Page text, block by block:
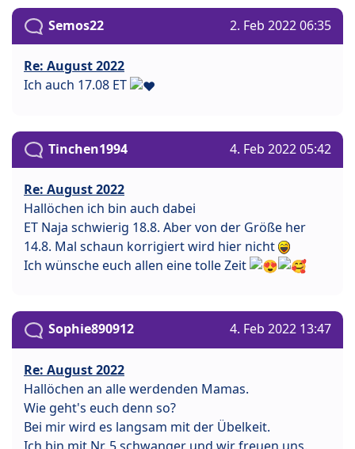
Semos22 2. Feb 2022 06:35
Re: August 2022
Ich auch 17.08 ET
Tinchen1994 4. Feb 2022 05:42
Re: August 2022
Hallöchen ich bin auch dabei
ET Naja schwierig 18.8. Aber von der Größe her
14.8. Mal schaun korrigiert wird hier nicht
Ich wünsche euch allen eine tolle Zeit
Sophie890912 4. Feb 2022 13:47
Re: August 2022
Hallöchen an alle werdenden Mamas.
Wie geht's euch denn so?
Bei mir wird es langsam mit der Übelkeit.